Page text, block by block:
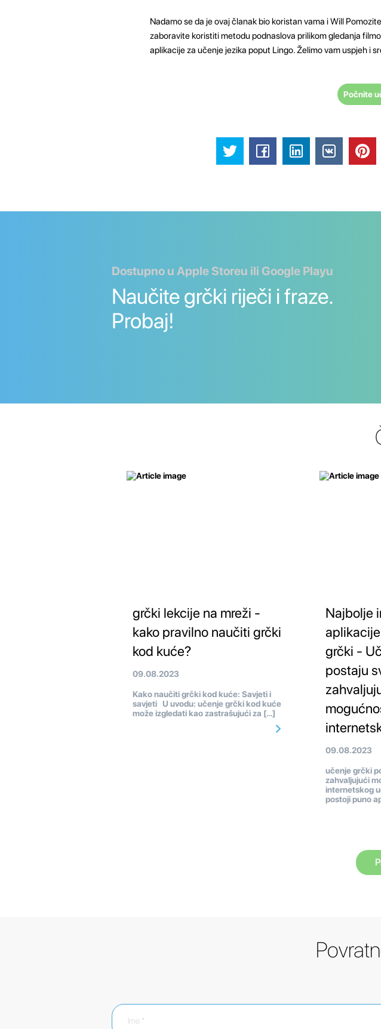
Nadamo se da je ovaj članak bio koristan vama i Will
zaboravite koristiti metodu podnaslova prilikom gledanja
aplikacije za učenje jezika poput Lingo. Želimo vam uspjeh i
Počnite
Dostupno u Apple Storeu ili Google Playu
Naučite grčki riječi i fraze.
Probaj!
grčki lekcije na mreži -
kako pravilno naučiti grčki
kod kuće?
09.08.2023
Kako naučiti grčki kod kuće: Savjeti i
savjeti U uvodu: učenje grčki kod kuće
može izgledati kao zastrašujući za […]
Najbolje
grčki -
postaju
09.08.2023
učenje grčki
zahvaljujući
internetskog
postoji puno